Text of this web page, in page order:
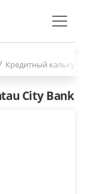
Кредитный
City Bank